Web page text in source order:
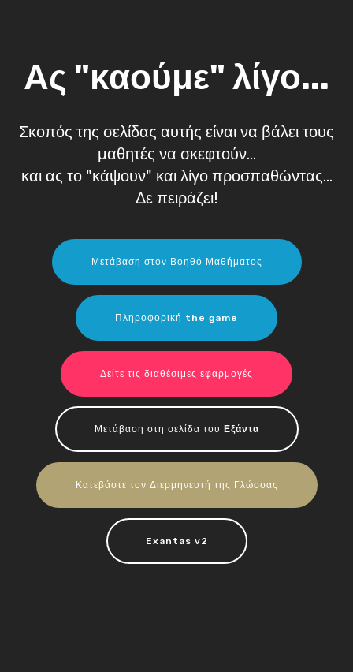
Ας "καούμε" λίγο...
Σκοπός της σελίδας αυτής είναι να βάλει τους
μαθητές να σκεφτούν...
και ας το "κάψουν" και λίγο προσπαθώντας...
Δε πειράζει!
Μετάβαση στον Βοηθό Μαθήματος
Πληροφορική the game
Δείτε τις διαθέσιμες εφαρμογές
Μετάβαση στη σελίδα του Εξάντα
Κατεβάστε τον Διερμηνευτή της Γλώσσας
Exantas v2